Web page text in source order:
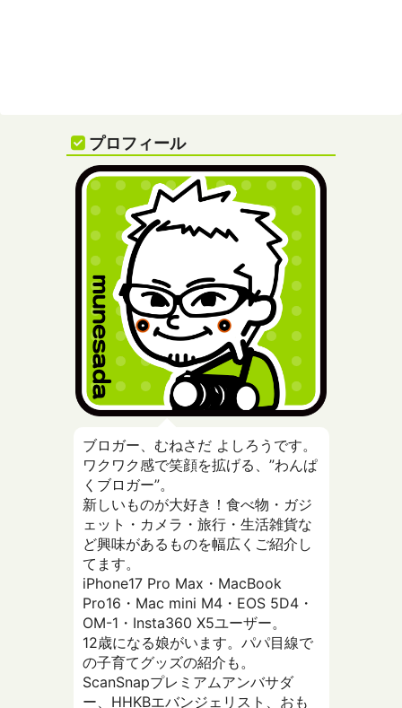
プロフィール
ブロガー、むねさだ よしろうです。
ワクワク感で笑顔を拡げる、”わんぱ
くブロガー”。
新しいものが大好き！食べ物・ガジ
ェット・カメラ・旅行・生活雑貨な
ど興味があるものを幅広くご紹介し
てます。
iPhone17 Pro Max・MacBook
Pro16・Mac mini M4・EOS 5D4・
OM-1・Insta360 X5ユーザー。
12歳になる娘がいます。パパ目線で
の子育てグッズの紹介も。
ScanSnapプレミアムアンバサダ
ー、HHKBエバンジェリスト、おも